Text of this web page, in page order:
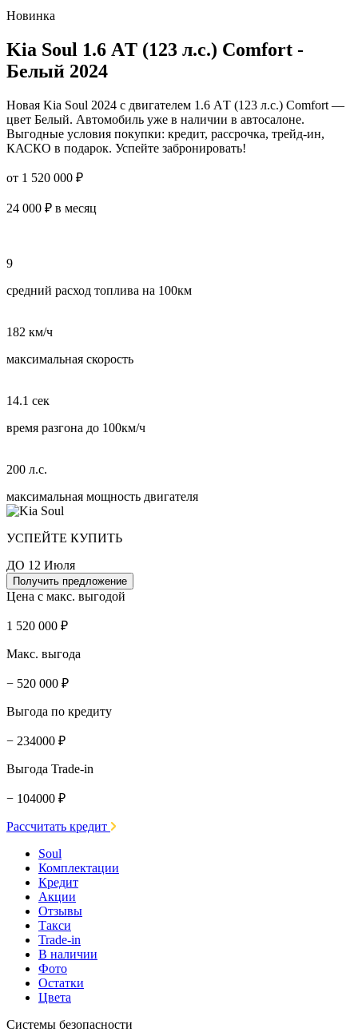
Новинка
Kia Soul 1.6 АT (123 л.с.) Comfort -
Белый 2024
Новая Kia Soul 2024 с двигателем 1.6 АT (123 л.с.) Comfort —
цвет Белый. Автомобиль уже в наличии в автосалоне.
Выгодные условия покупки: кредит, рассрочка, трейд-ин,
КАСКО в подарок. Успейте забронировать!
от 1 520 000 ₽
24 000 ₽ в месяц
9
средний расход топлива на 100км
182 км/ч
максимальная скорость
14.1 сек
время разгона до 100км/ч
200 л.с.
максимальная мощность двигателя
УСПЕЙТЕ КУПИТЬ
ДО 12 Июля
Получить предложение
Цена с макс. выгодой
1 520 000 ₽
Макс. выгода
− 520 000 ₽
Выгода по кредиту
− 234000 ₽
Выгода Trade-in
− 104000 ₽
Рассчитать кредит
Soul
Комплектации
Кредит
Акции
Отзывы
Такси
Trade-in
В наличии
Фото
Остатки
Цвета
Системы безопасности